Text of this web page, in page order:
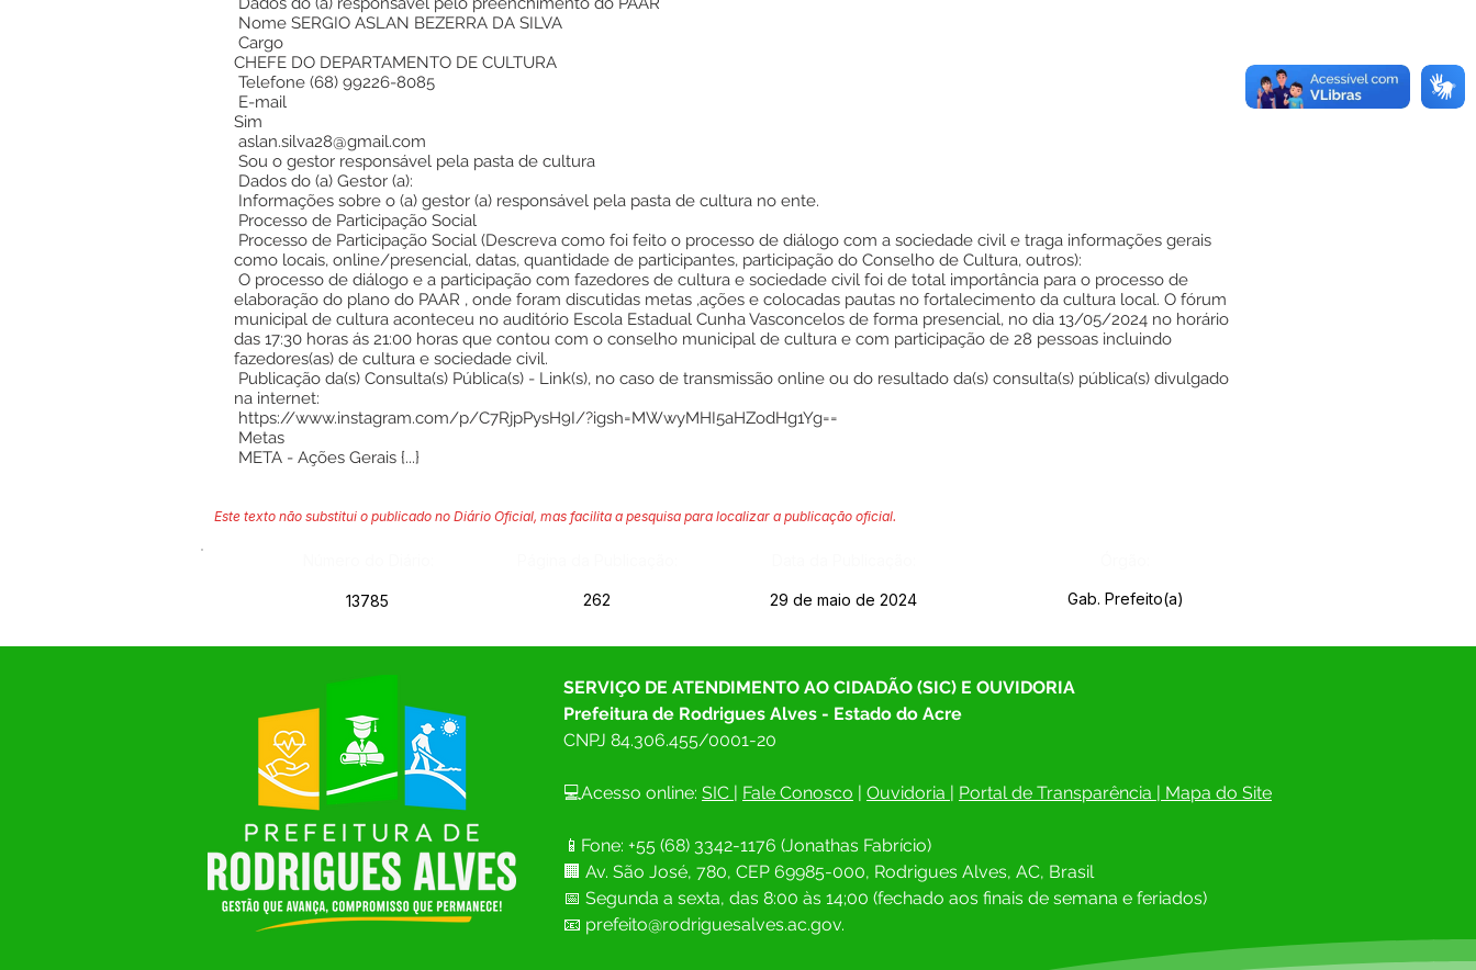
Nome SERGIO ASLAN BEZERRA DA SILVA
Cargo
CHEFE DO DEPARTAMENTO DE CULTURA
Telefone (68) 99226-8085
E-mail
Sim
aslan.silva28@gmail.com
Sou o gestor responsável pela pasta de cultura
Dados do (a) Gestor (a):
Informações sobre o (a) gestor (a) responsável pela pasta de cultura no ente.
Processo de Participação Social
Processo de Participação Social (Descreva como foi feito o processo de diálogo com a sociedade civil e traga informações gerais
como locais, online/presencial, datas, quantidade de participantes, participação do Conselho de Cultura, outros):
O processo de diálogo e a participação com fazedores de cultura e sociedade civil foi de total importância para o processo de
elaboração do plano do PAAR , onde foram discutidas metas ,ações e colocadas pautas no fortalecimento da cultura local. O fórum
municipal de cultura aconteceu no auditório Escola Estadual Cunha Vasconcelos de forma presencial, no dia 13/05/2024 no horário
das 17:30 horas ás 21:00 horas que contou com o conselho municipal de cultura e com participação de 28 pessoas incluindo
fazedores(as) de cultura e sociedade civil.
Publicação da(s) Consulta(s) Pública(s) - Link(s), no caso de transmissão online ou do resultado da(s) consulta(s) pública(s) divulgado
na internet:
https://www.instagram.com/p/C7RjpPysH9I/?igsh=MWwyMHI5aHZodHg1Yg==
Metas
META - Ações Gerais {...}
Este texto não substitui o publicado no Diário Oficial, mas facilita a pesquisa para localizar a publicação oficial.
13785 262 29 de maio de 2024 Gab. Prefeito(a)
SERVIÇO DE ATENDIMENTO AO CIDADÃO (SIC) E OUVIDORIA
Prefeitura de Rodrigues Alves - Estado do Acre
CNPJ 84.306.455/0001-20
💻Acesso online: SIC | Fale Conosco | Ouvidoria | Portal de Transparência | Mapa do Site
📱Fone: +55 (68) 3342-1176 (Jonathas Fabrício)
🏢 Av. São José, 780, CEP 69985-000, Rodrigues Alves, AC, Brasil
📅 Segunda a sexta, das 8:00 às 14;00 (fechado aos finais de semana e feriados)
📧 prefeito@rodriguesalves.ac.gov.